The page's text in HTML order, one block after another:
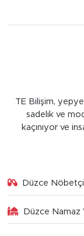
TE Bilişim,
sadelik ve
kaçınıyor ve
Düzce
Düzce Namaz